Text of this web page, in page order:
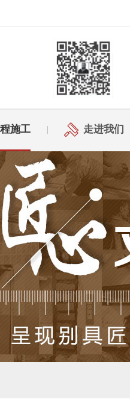
施工 走进我们